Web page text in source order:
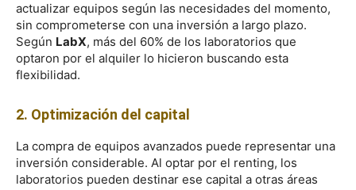
actualizar equipos según las necesidades del momento,
sin comprometerse con una inversión a largo plazo.
Según LabX, más del 60% de los laboratorios que
optaron por el alquiler lo hicieron buscando esta
flexibilidad.
2. Optimización del capital
La compra de equipos avanzados puede representar una
inversión considerable. Al optar por el renting, los
laboratorios pueden destinar ese capital a otras áreas